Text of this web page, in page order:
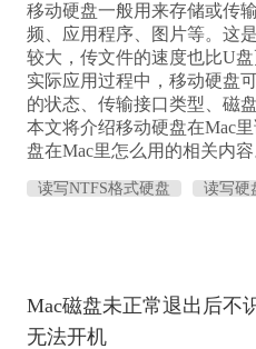
移动硬盘一般用来存储或传
频、应用程序、图片等。这
较大，传文件的速度也比U
实际应用过程中，移动硬盘
的状态、传输接口类型、磁
本文将介绍移动硬盘在Mac
盘在Mac里怎么用的相关内容
读写NTFS格式硬盘 读写硬
Mac磁盘未正常退出后不
无法开机